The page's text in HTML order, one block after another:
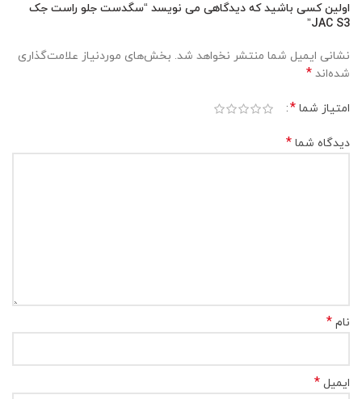
اولین کسی باشید که دیدگاهی می نویسد “سگدست جلو راست جک
JAC S3”
نشانی ایمیل شما منتشر نخواهد شد. بخش‌های موردنیاز علامت‌گذاری
شده‌اند *
امتیاز شما *
دیدگاه شما *
نام *
ایمیل *